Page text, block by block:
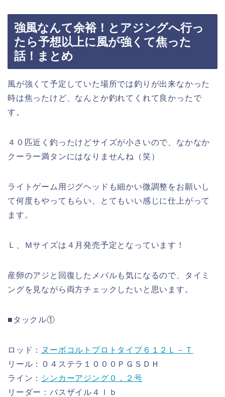
強風なんて余裕！とアジングへ行っ
たら予想以上に風が強くて焦った
話！まとめ
風が強くて予定していた場所では釣りが出来なかった
時は焦ったけど、なんとか釣れてくれて良かったで
す。
４０匹近く釣ったけどサイズが小さいので、なかなか
クーラー満タンにはなりませんね（笑）
ライトゲーム用ジグヘッドも細かい微調整をお願いし
て何度もやってもらい、とてもいい感じに仕上がって
ます。
Ｌ、Ｍサイズは４月発売予定となっています！
産卵のアジと回復したメバルも気になるので、タイミ
ングを見ながら両方チェックしたいと思います。
■タックル①
ロッド：
ヌーボコルトプロトタイプ６１２Ｌ－Ｔ
リール：０４ステラ１０００ＰＧＳＤＨ
ライン： シンカーアジング０，２号
リーダー：バスザイル４ｌｂ